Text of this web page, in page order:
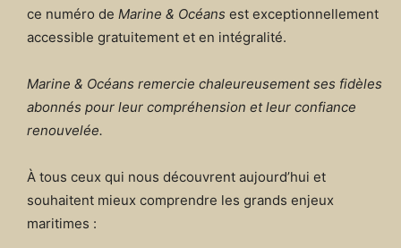
ce numéro de Marine & Océans est exceptionnellement
accessible gratuitement et en intégralité.
Marine & Océans remercie chaleureusement ses fidèles
abonnés pour leur compréhension et leur confiance
renouvelée.
À tous ceux qui nous découvrent aujourd’hui et
souhaitent mieux comprendre les grands enjeux
maritimes :